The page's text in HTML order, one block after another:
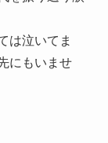
は泣いてま
にもいませ